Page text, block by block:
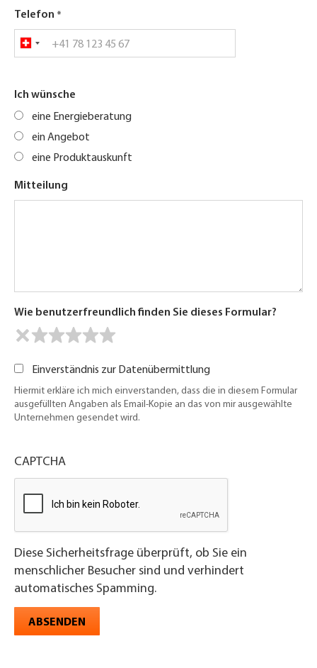
Telefon
Ich wünsche
eine Energieberatung
ein Angebot
eine Produktauskunft
Mitteilung
Wie benutzerfreundlich finden Sie dieses Formular?
Einverständnis zur Datenübermittlung
Hiermit erkläre ich mich einverstanden, dass die in diesem Formular
ausgefüllten Angaben als Email-Kopie an das von mir ausgewählte
Unternehmen gesendet wird.
CAPTCHA
Diese Sicherheitsfrage überprüft, ob Sie ein
menschlicher Besucher sind und verhindert
automatisches Spamming.
ABSENDEN